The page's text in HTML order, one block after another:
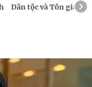
Dân tộc và Tôn giáo